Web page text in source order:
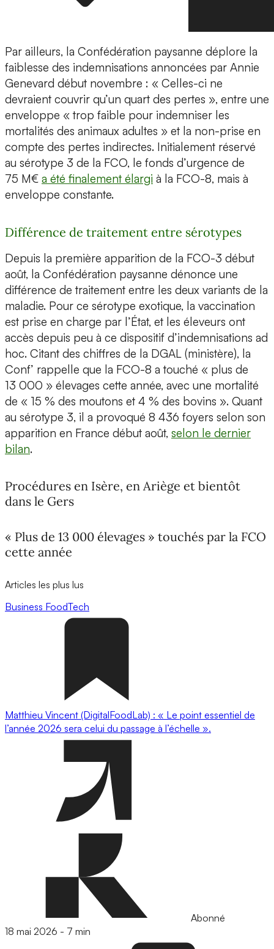
Par ailleurs, la Confédération paysanne déplore la
faiblesse des indemnisations annoncées par Annie
Genevard début novembre : « Celles-ci ne
devraient couvrir qu’un quart des pertes », entre une
enveloppe « trop faible pour indemniser les
mortalités des animaux adultes » et la non-prise en
compte des pertes indirectes. Initialement réservé
au sérotype 3 de la FCO, le fonds d’urgence de
75 M€ a été finalement élargi à la FCO-8, mais à
enveloppe constante.
Différence de traitement entre sérotypes
Depuis la première apparition de la FCO-3 début
août, la Confédération paysanne dénonce une
différence de traitement entre les deux variants de la
maladie. Pour ce sérotype exotique, la vaccination
est prise en charge par l’État, et les éleveurs ont
accès depuis peu à ce dispositif d’indemnisations ad
hoc. Citant des chiffres de la DGAL (ministère), la
Conf’ rappelle que la FCO-8 a touché « plus de
13 000 » élevages cette année, avec une mortalité
de « 15 % des moutons et 4 % des bovins ». Quant
au sérotype 3, il a provoqué 8 436 foyers selon son
apparition en France début août, selon le dernier
bilan.
Procédures en Isère, en Ariège et bientôt
dans le Gers
« Plus de 13 000 élevages » touchés par la FCO
cette année
Articles les plus lus
Business FoodTech
Matthieu Vincent (DigitalFoodLab) : « Le point essentiel de
l’année 2026 sera celui du passage à l’échelle ».
Abonné
18 mai 2026 - 7 min